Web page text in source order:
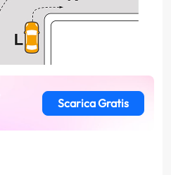
Scarica Gratis